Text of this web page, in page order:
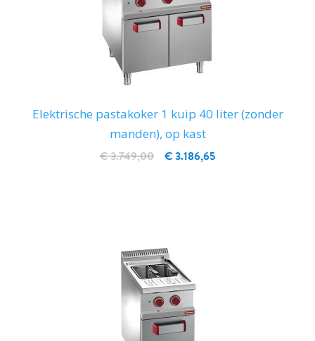
Elektrische pastakoker 1 kuip 40 liter (zonder
manden), op kast
€ 3.186,65
€ 3.749,00